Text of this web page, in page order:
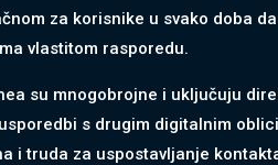
za korisnike u svako doba
vlastitom rasporedu.
su mnogobrojne i uključuju
s drugim digitalnim
i truda za uspostavljanje